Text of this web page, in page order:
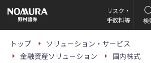
の
ー
リスク・
手数料等
検
トップ
ソリューション・サービス
金融資産ソリューション
国内株式